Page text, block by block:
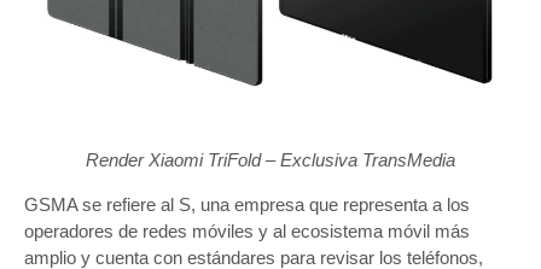
Render Xiaomi TriFold – Exclusiva TransMedia
GSMA se refiere al S, una empresa que representa a los
operadores de redes móviles y al ecosistema móvil más
amplio y cuenta con estándares para revisar los teléfonos,